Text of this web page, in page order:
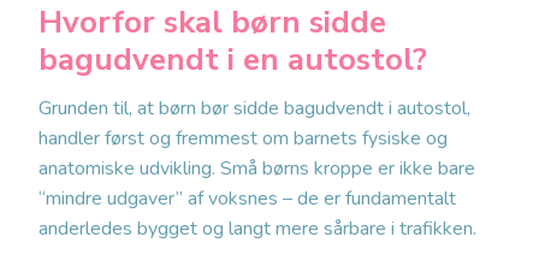
Hvorfor skal børn sidde
bagudvendt i en autostol?
Grunden til, at børn bør sidde bagudvendt i autostol,
handler først og fremmest om barnets fysiske og
anatomiske udvikling. Små børns kroppe er ikke bare
“mindre udgaver” af voksnes – de er fundamentalt
anderledes bygget og langt mere sårbare i trafikken.